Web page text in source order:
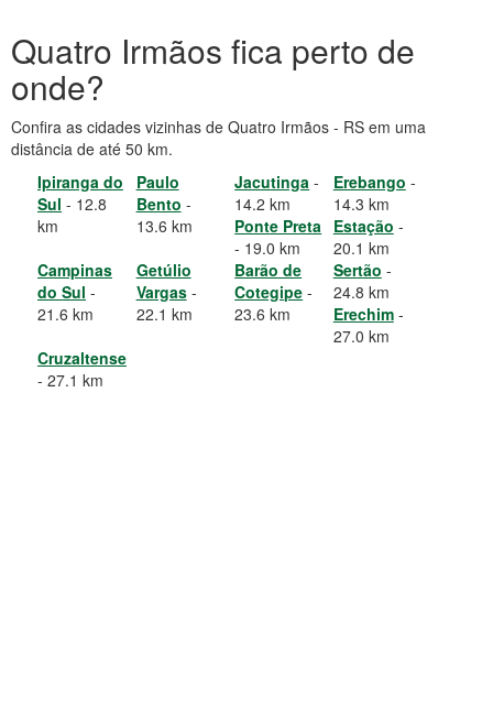
Quatro Irmãos fica perto de
onde?
Confira as cidades vizinhas de Quatro Irmãos - RS em uma
distância de até 50 km.
Ipiranga do
Sul - 12.8
km
Paulo
Bento -
13.6 km
Jacutinga -
14.2 km
Erebango -
14.3 km
Ponte Preta
- 19.0 km
Estação -
20.1 km
Campinas
do Sul -
21.6 km
Getúlio
Vargas-
22.1 km
Barão de
Cotegipe -
23.6 km
Sertão -
24.8 km
Erechim-
27.0 km
Cruzaltense
- 27.1 km